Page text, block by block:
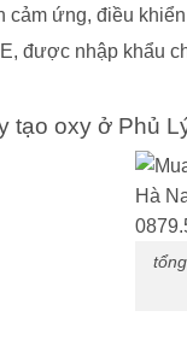
cảm ứng, điều
được nhập khẩu
tạo oxy ở Phủ